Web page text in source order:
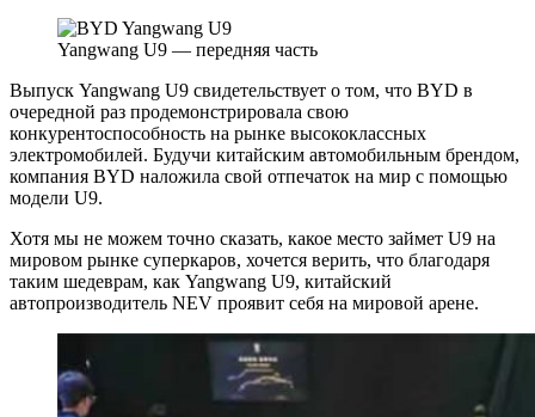
Yangwang U9 — передняя часть
Выпуск Yangwang U9 свидетельствует о том, что BYD в
очередной раз продемонстрировала свою
конкурентоспособность на рынке высококлассных
электромобилей. Будучи китайским автомобильным брендом,
компания BYD наложила свой отпечаток на мир с помощью
модели U9.
Хотя мы не можем точно сказать, какое место займет U9 на
мировом рынке суперкаров, хочется верить, что благодаря
таким шедеврам, как Yangwang U9, китайский
автопроизводитель NEV проявит себя на мировой арене.